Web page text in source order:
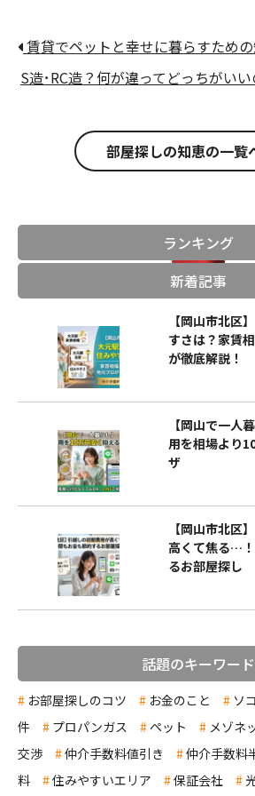
賃貸でペットと幸せに暮らすため
S造･RC造？何が違ってどっちがい
部屋探しの知恵の一覧
ランキング
新着記事
【岡山市北区
すさは？家賃
が徹底解説！
【岡山で一人
用を相場より
ザ
【岡山市北区
高くて焦る…
るお部屋探し
話題のキーワード
お部屋探しのコツ お金のこと ソ
件
プロパンガス ペット メゾネ
交渉
仲介手数料値引き 仲介手数料
料
住みやすいエリア 保証会社